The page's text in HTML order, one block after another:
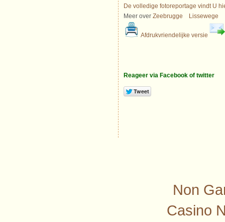
De volledige fotoreportage vindt U
Meer over Zeebrugge Lissewege
Afdrukvriendelijke versie
Reageer via Facebook of twitter
Non
Casino